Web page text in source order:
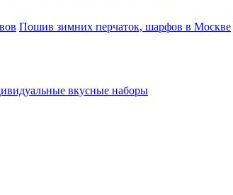
Пошив зимних перчаток, шарфов в Москве
вкусные наборы